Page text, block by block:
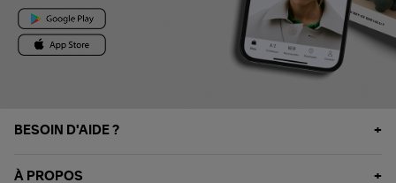
BESOIN D'AIDE ?
À PROPOS